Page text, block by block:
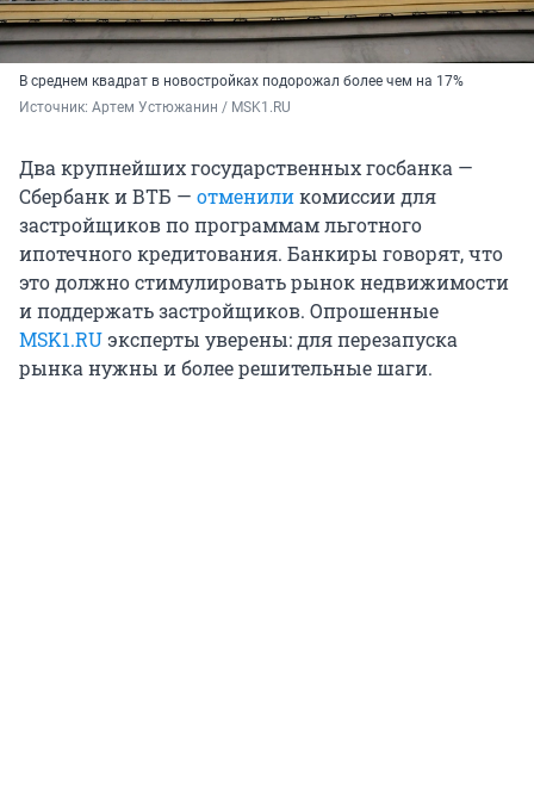
В среднем квадрат в новостройках подорожал более чем на 17%
Источник: Артем Устюжанин / MSK1.RU
Два крупнейших государственных госбанка —
Сбербанк и ВТБ — отмениликомиссии для
застройщиков по программам льготного
ипотечного кредитования. Банкиры говорят, что
это должно стимулировать рынок недвижимости
и поддержать застройщиков. Опрошенные
MSK1.RUэксперты уверены: для перезапуска
рынка нужны и более решительные шаги.